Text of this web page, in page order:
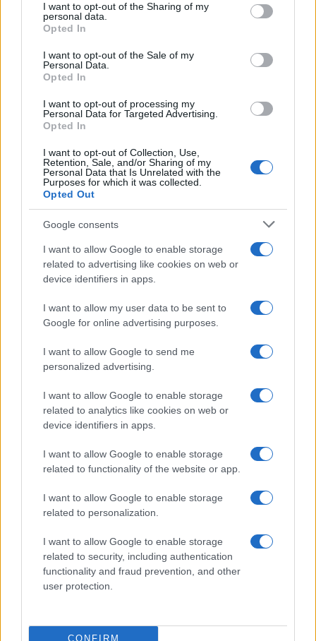
disclose it to other third parties.
Please note that this website/app uses one or more Google
services and may gather and store information including but
not limited to your visit or usage behaviour. You may click to
grant or deny consent to Google and its third-party tags to
consent section.
I want to opt-out of the Sharing of my
personal data.
Opted In
I want to opt-out of the Sale of my
Personal Data.
Opted In
I want to opt-out of processing my
Personal Data for Targeted Advertising.
Opted In
I want to opt-out of Collection, Use,
Retention, Sale, and/or Sharing of my
Personal Data that Is Unrelated with the
Purposes for which it was collected.
Opted Out
Google consents
I want to allow Google to enable storage
related to advertising like cookies on web or
device identifiers in apps.
I want to allow my user data to be sent to
Google for online advertising purposes.
I want to allow Google to send me
personalized advertising.
I want to allow Google to enable storage
related to analytics like cookies on web or
device identifiers in apps.
I want to allow Google to enable storage
related to functionality of the website or app.
I want to allow Google to enable storage
related to personalization.
I want to allow Google to enable storage
related to security, including authentication
functionality and fraud prevention, and other
user protection.
CONFIRM
Foto Gianluca Gaetano profilo ufficiale Instagram
Gianluca Gaetano: l’esordio a 11
anni
Gianluca Gaetano, nato aCimitile
nel 2000, si
unisce alsettore giovanile del Napoli
undici anni
. Il suo valore è così evidente che la
societàdecide di tutelarlo, facendogli firmare il
primo contratto professionistico
record per il club.
Dopoottime prestazioni
Coppa Italia
seguito qualche mese più tardi dal suo
Così,Gaetano, inLombardia
ideale per mostrare le sue qualità:versatile
tecnica notevolee un eccellente
dell’inserimento, diventa uno dei
peraltro, corona il suoperiodo a Cremonacon una